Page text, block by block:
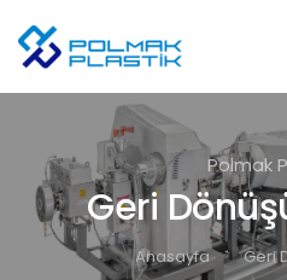
Polmak
Geri
Anasayfa Geri